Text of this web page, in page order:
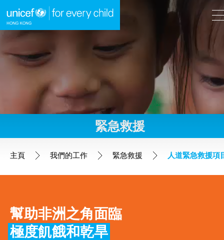
跳到內容（按回車鍵）
A A
全球項目
緊急救援
緊急救援
主頁 我們的工作 緊急救援 人道緊急救援項
幫助非洲之角面臨
極度飢餓和乾旱